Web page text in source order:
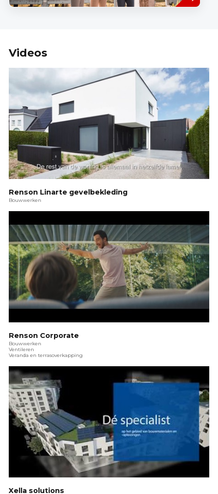
Videos
Renson Linarte gevelbekleding
Bouwwerken
Renson Corporate
Bouwwerken
Ventileren
Veranda en terrasoverkapping
Xella solutions